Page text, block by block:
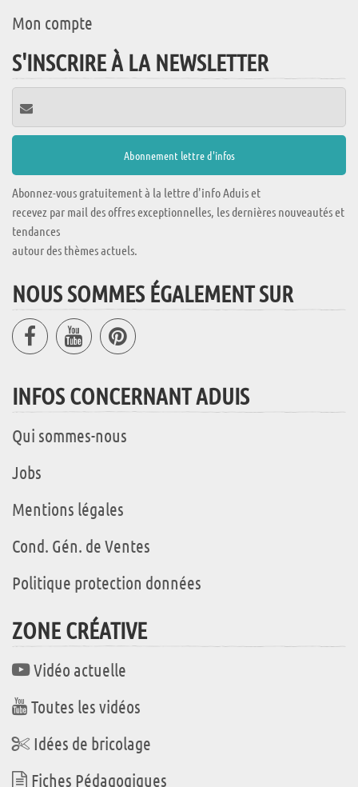
Mon compte
S'INSCRIRE À LA NEWSLETTER
Abonnez-vous gratuitement à la lettre d'info Aduis et
recevez par mail des offres exceptionnelles, les dernières nouveautés et
tendances
autour des thèmes actuels.
NOUS SOMMES ÉGALEMENT SUR
INFOS CONCERNANT ADUIS
Qui sommes-nous
Jobs
Mentions légales
Cond. Gén. de Ventes
Politique protection données
ZONE CRÉATIVE
Vidéo actuelle
Toutes les vidéos
Idées de bricolage
Fiches Pédagogiques